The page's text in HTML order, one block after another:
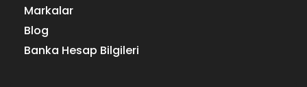
Markalar
Blog
Banka Hesap Bilgileri